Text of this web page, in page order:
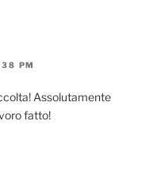
PM
Assolutamente
fatto!